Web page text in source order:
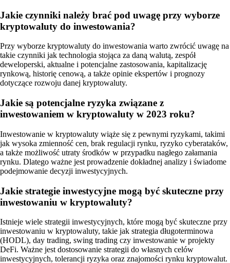
Jakie czynniki należy brać pod uwagę przy wyborze
kryptowaluty do inwestowania?
Przy wyborze kryptowaluty do inwestowania warto zwrócić uwagę na
takie czynniki jak technologia stojąca za daną walutą, zespół
deweloperski, aktualne i potencjalne zastosowania, kapitalizację
rynkową, historię cenową, a także opinie ekspertów i prognozy
dotyczące rozwoju danej kryptowaluty.
Jakie są potencjalne ryzyka związane z
inwestowaniem w kryptowaluty w 2023 roku?
Inwestowanie w kryptowaluty wiąże się z pewnymi ryzykami, takimi
jak wysoka zmienność cen, brak regulacji rynku, ryzyko cyberataków,
a także możliwość utraty środków w przypadku nagłego załamania
rynku. Dlatego ważne jest prowadzenie dokładnej analizy i świadome
podejmowanie decyzji inwestycyjnych.
Jakie strategie inwestycyjne mogą być skuteczne przy
inwestowaniu w kryptowaluty?
Istnieje wiele strategii inwestycyjnych, które mogą być skuteczne przy
inwestowaniu w kryptowaluty, takie jak strategia długoterminowa
(HODL), day trading, swing trading czy inwestowanie w projekty
DeFi. Ważne jest dostosowanie strategii do własnych celów
inwestycyjnych, tolerancji ryzyka oraz znajomości rynku kryptowalut.